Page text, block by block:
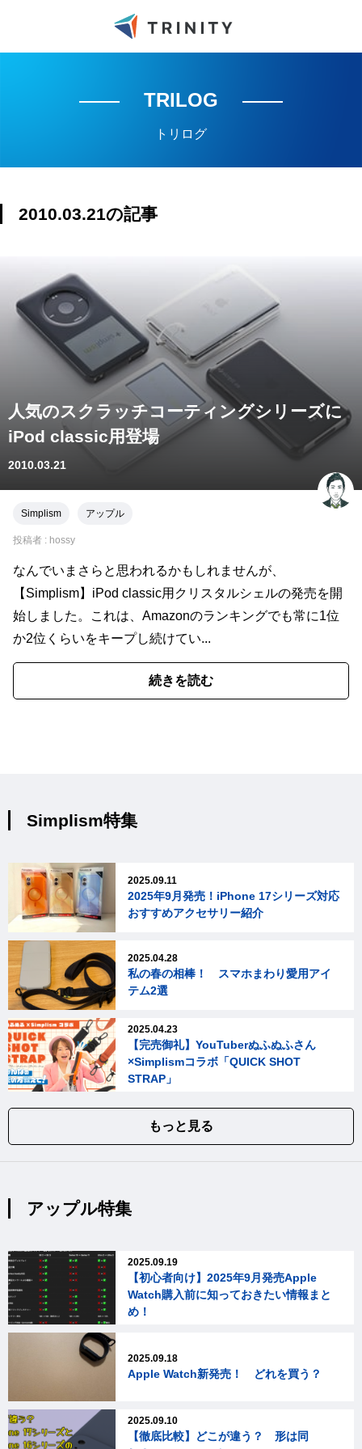
TRILOG
トリログ
2010.03.21の記事
人気のスクラッチコーティングシリーズに
iPod classic用登場
2010.03.21
Simplism アップル
投稿者 : hossy
なんでいまさらと思われるかもしれませんが、
【Simplism】iPod classic用クリスタルシェルの発売を開
始しました。これは、Amazonのランキングでも常に1位
か2位くらいをキープし続けてい...
続きを読む
Simplism特集
2025.09.11
2025年9月発売！iPhone 17シリーズ対応
おすすめアクセサリー紹介
2025.04.28
私の春の相棒！ スマホまわり愛用アイ
テム2選
2025.04.23
【完売御礼】YouTuberぬふぬふさん
×Simplismコラボ「QUICK SHOT
STRAP」
もっと見る
アップル特集
2025.09.19
【初心者向け】2025年9月発売Apple
Watch購入前に知っておきたい情報まと
め！
2025.09.18
Apple Watch新発売！ どれを買う？
2025.09.10
【徹底比較】どこが違う？ 形は同